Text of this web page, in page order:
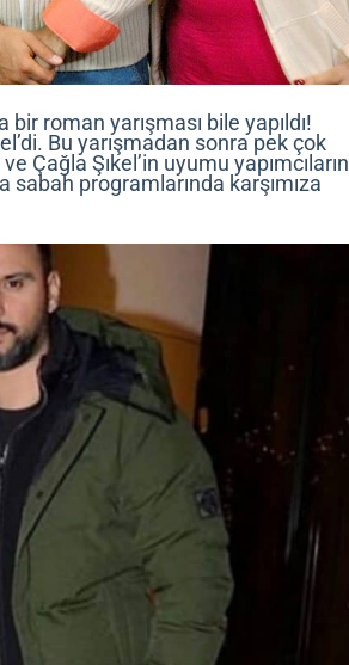
roman yarışması bile yapıldı!
Bu yarışmadan sonra pek çok
Şıkel’in uyumu yapımcıların
programlarında karşımıza